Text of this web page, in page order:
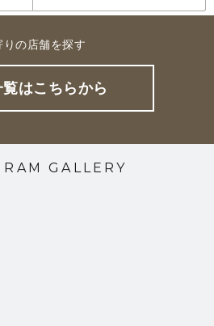
りの店舗を探す
覧はこちらから
GALLERY